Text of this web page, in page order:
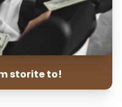
storite to!